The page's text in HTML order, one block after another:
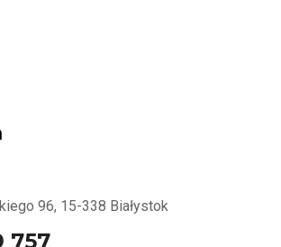
96, 15-338 Białystok
757